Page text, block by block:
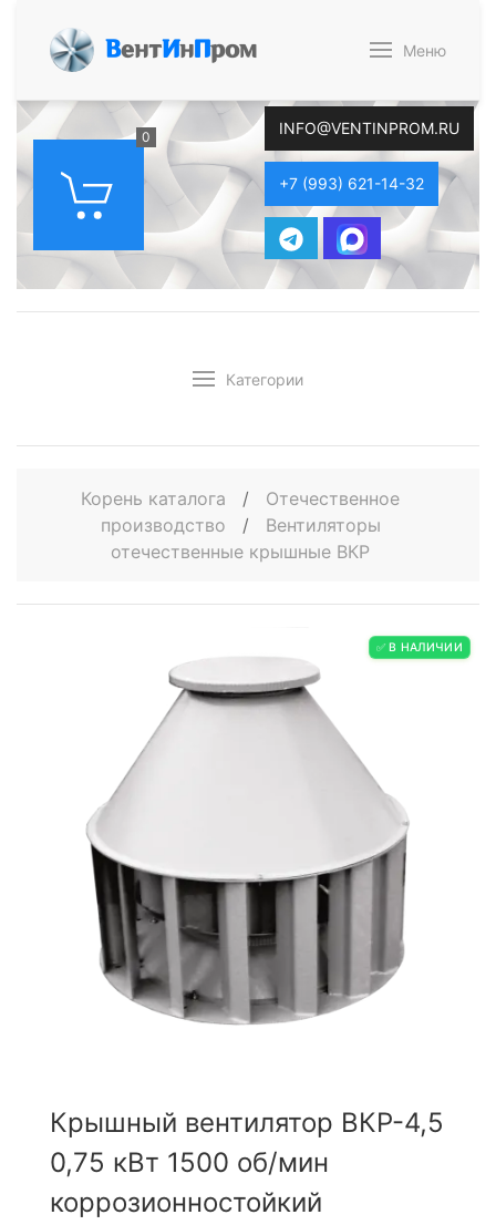
ВентИнПром Меню
0 INFO@VENTINPROM.RU
+7 (993) 621-14-32
Категории
Корень каталога /
Отечественное
производство
/
Вентиляторы
отечественные крышные ВКР
✅ В НАЛИЧИИ
Крышный вентилятор ВКР-4,5
0,75 кВт 1500 об/мин
коррозионностойкий